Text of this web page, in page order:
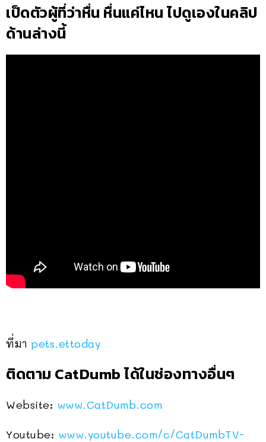
เป็ดตัวผู้ที่ว่าหื่น หื่นแค่ไหน ไปดูเองในคลิป
ด้านล่างนี้
ที่มา pets.ettoday
ติดตาม CatDumb ได้ในช่องทางอื่นๆ
Website: www.CatDumb.com
Youtube: www.youtube.com/c/CatDumbTV-